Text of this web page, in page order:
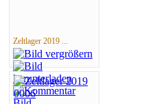
Zeltlager 2019 ...